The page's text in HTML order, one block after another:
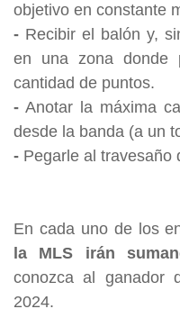
objetivo en constante
- Recibir el balón y,
en una zona donde
cantidad de puntos.
- Anotar la máxima
desde la banda (a un
- Pegarle al travesaño
En cada uno de los
la MLS irán
conozca al ganador
2024.